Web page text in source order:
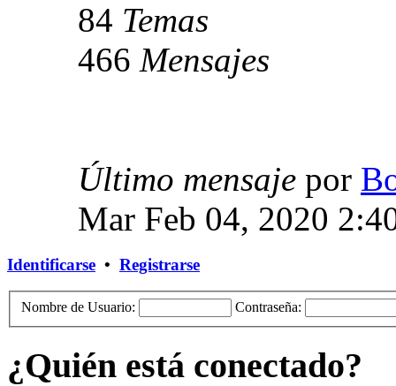
84 Temas
466 Mensajes
Último mensaje por
Mar Feb 04, 2020
Identificarse • Registrarse
Nombre de Usuario: Contraseña:
¿Quién está conectado?